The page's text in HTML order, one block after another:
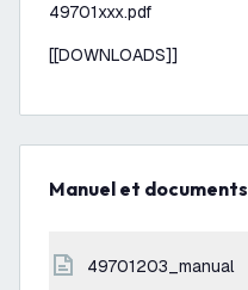
49701xxx.pdf
[[DOWNLOADS]]
Manuel et documents
49701203_manual